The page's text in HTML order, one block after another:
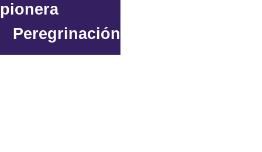
pionera
Peregrinación